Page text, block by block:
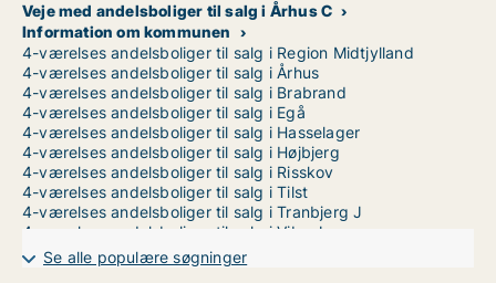
Veje med andelsboliger til salg i Århus C
Information om kommunen
4-værelses andelsboliger til salg i Region Midtjylland
4-værelses andelsboliger til salg i Århus
4-værelses andelsboliger til salg i Brabrand
4-værelses andelsboliger til salg i Egå
4-værelses andelsboliger til salg i Hasselager
4-værelses andelsboliger til salg i Højbjerg
4-værelses andelsboliger til salg i Risskov
4-værelses andelsboliger til salg i Tilst
4-værelses andelsboliger til salg i Tranbjerg J
4-værelses andelsboliger til salg i Viby J
4-værelses andelsboliger til salg i Åbyhøj
4-værelses andelsboliger til salg i Århus N
Se alle populære søgninger